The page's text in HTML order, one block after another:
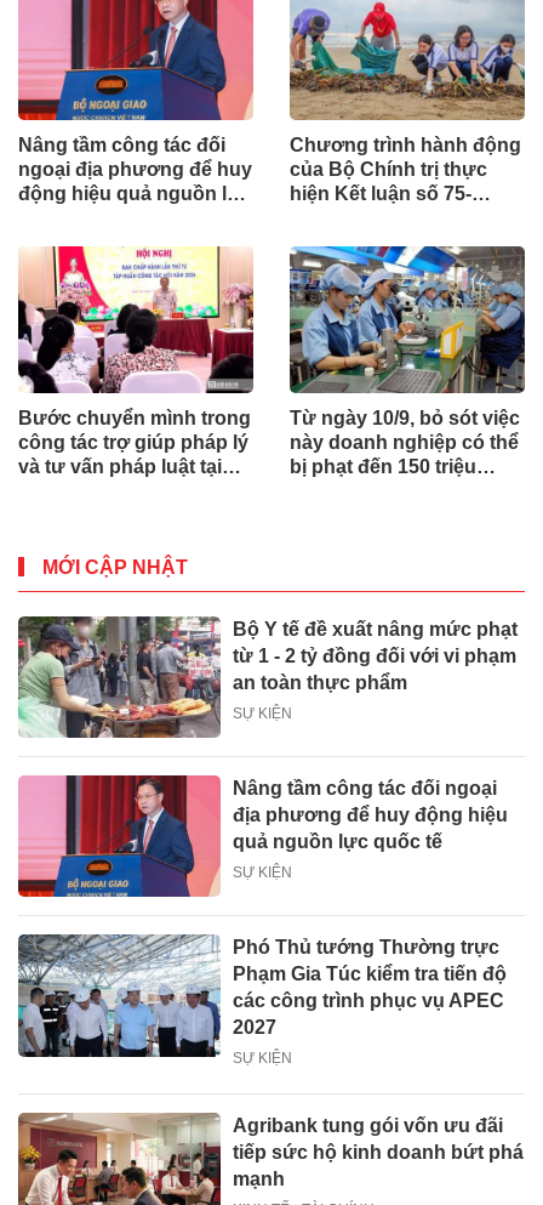
Nâng tầm công tác đối
ngoại địa phương để huy
động hiệu quả nguồn lực
Chương trình hành động
của Bộ Chính trị thực
hiện Kết luận số 75-
Bước chuyển mình trong
công tác trợ giúp pháp lý
và tư vấn pháp luật tại
Từ ngày 10/9, bỏ sót việc
này doanh nghiệp có thể
bị phạt đến 150 triệu
MỚI CẬP NHẬT
Bộ Y tế đề xuất nâng mức phạt
từ 1 - 2 tỷ đồng đối với vi phạm
an toàn thực phẩm
SỰ KIỆN
Nâng tầm công tác đối ngoại
địa phương để huy động hiệu
quả nguồn lực quốc tế
SỰ KIỆN
Phó Thủ tướng Thường trực
Phạm Gia Túc kiểm tra tiến độ
các công trình phục vụ APEC
2027
SỰ KIỆN
Agribank tung gói vốn ưu đãi
tiếp sức hộ kinh doanh bứt phá
mạnh